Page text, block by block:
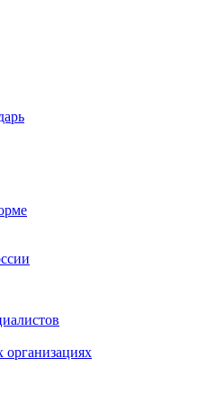
организациях